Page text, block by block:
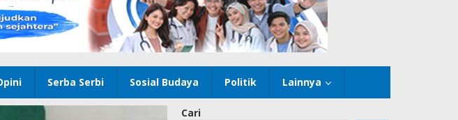
Serba Serbi Sosial Budaya Politik Lainnya
Cari